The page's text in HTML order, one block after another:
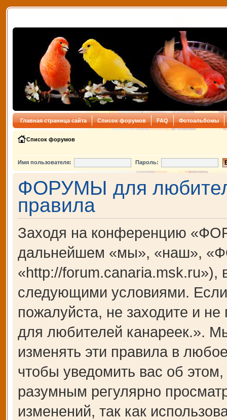
Главная страница сайта Список форумов FAQ Фотоальбомы
Список форумов
Имя пользователя: Пароль:
ФОРУМЫ для
правила
Заходя на конференцию
дальнейшем «мы», «наш»,
«http://forum.canaria.msk.ru»),
следующими условиями.
пожалуйста, не заходите и
для любителей канареек.».
изменять эти правила в
чтобы уведомить вас об
разумным регулярно
изменений, так как